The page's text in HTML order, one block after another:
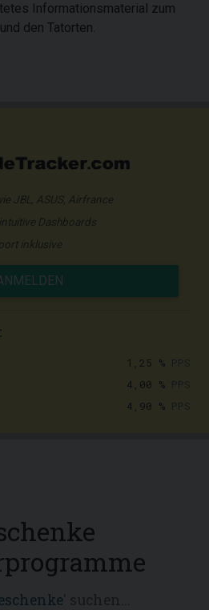
Informationsmaterial zum
den Tatorten.
JBL, ASUS, Airfrance
Dashboards
inklusive
1,25 %
4,00 %
4,90 %